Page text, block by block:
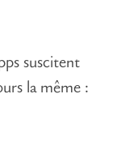
suscitent
la même :